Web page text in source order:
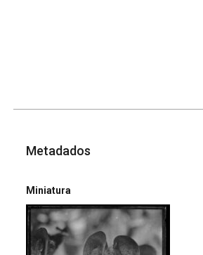
Metadados
Miniatura